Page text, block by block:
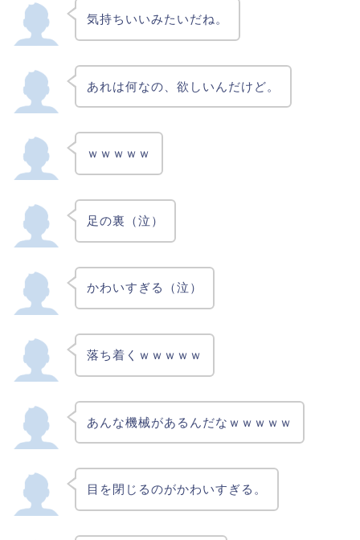
気持ちいいみたいだね。
あれは何なの、欲しいんだけど。
ｗｗｗｗｗ
足の裏（泣）
かわいすぎる（泣）
落ち着くｗｗｗｗｗ
あんな機械があるんだなｗｗｗｗｗ
目を閉じるのがかわいすぎる。